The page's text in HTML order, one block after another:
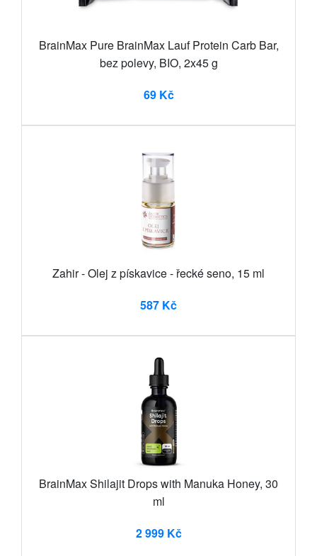
BrainMax Pure BrainMax Lauf Protein Carb Bar,
bez polevy, BIO, 2x45 g
69 Kč
Zahir - Olej z pískavice - řecké seno, 15 ml
587 Kč
BrainMax Shilajit Drops with Manuka Honey, 30
ml
2 999 Kč